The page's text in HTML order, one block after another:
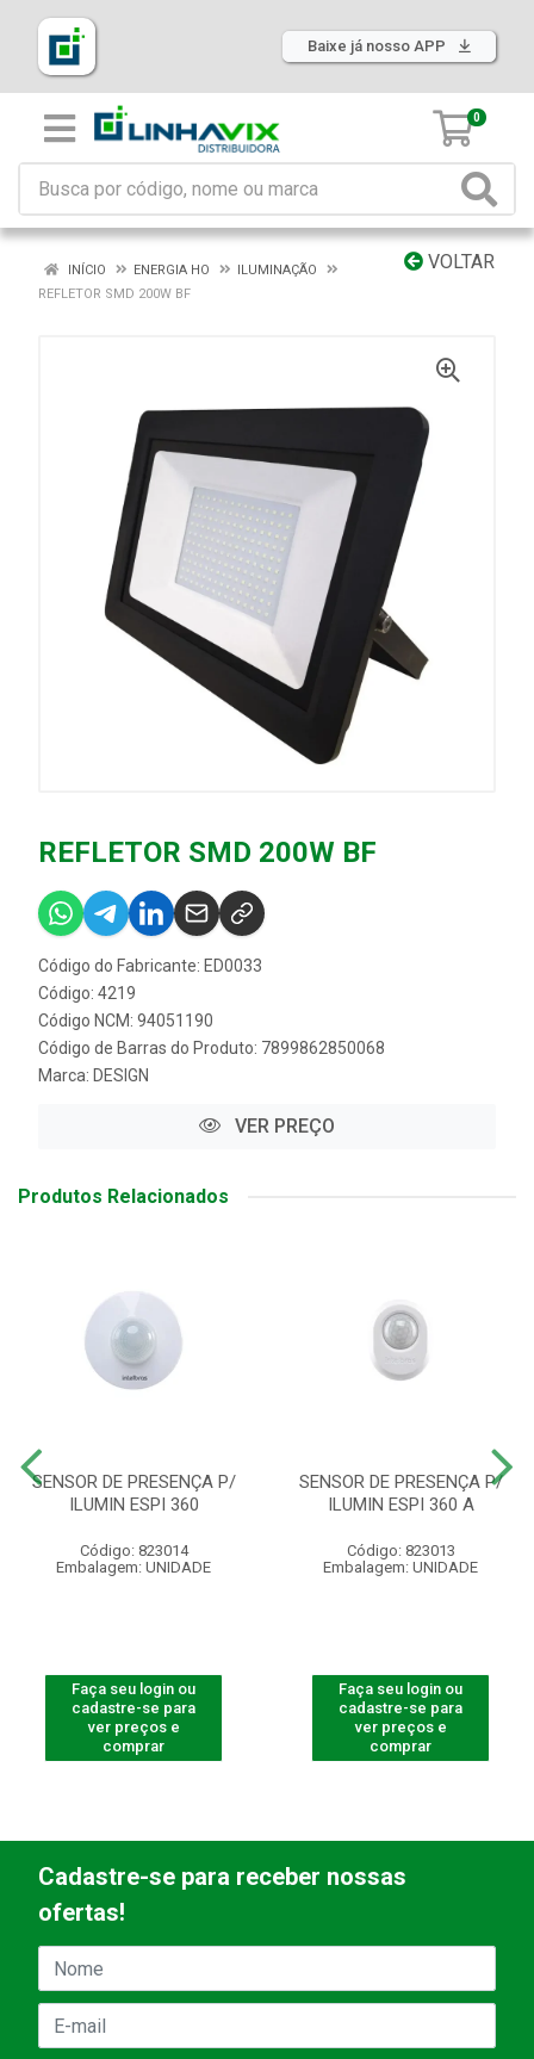
Baixe já nosso APP
0
VOLTAR
INÍCIO ENERGIA HO
ILUMINAÇÃO
REFLETOR SMD 200W BF
REFLETOR SMD 200W BF
Código do Fabricante: ED0033
Código: 4219
Código NCM: 94051190
Código de Barras do Produto: 7899862850068
Marca: DESIGN
VER PREÇO
Produtos Relacionados
SENSOR DE PRESENÇA P/
ILUMIN ESPI 360
Código: 823014
Embalagem: UNIDADE
Faça seu login ou
cadastre-se para
ver preços e
comprar
SENSOR DE PRESENÇA P/
ILUMIN ESPI 360 A
Código: 823013
Embalagem: UNIDADE
Faça seu login ou
cadastre-se para
ver preços e
comprar
Cadastre-se para receber nossas
ofertas!